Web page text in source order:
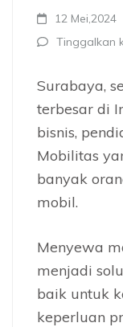
12 Mei,2024
Tinggalkan
Surabaya,
terbesar di
bisnis,
Mobilitas
banyak
mobil.
Menyewa
menjadi
baik untuk
keperluan